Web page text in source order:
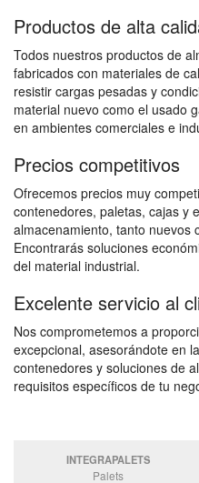
Productos de alta
Todos nuestros productos de
fabricados con materiales de
resistir cargas pesadas y
material nuevo como el usado
en ambientes comerciales e
Precios competitivos
Ofrecemos precios muy
contenedores, paletas, cajas y
almacenamiento, tanto nuevos
Encontrarás soluciones
del material industrial.
Excelente servicio al
Nos comprometemos a
excepcional, asesorándote en
contenedores y soluciones de
requisitos específicos de tu
INTEGRAPALETS
Palets